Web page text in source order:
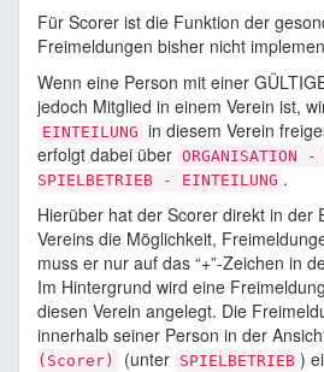
Für Scorer ist die Funktion der
Freimeldungen bisher nicht
Wenn eine Person mit einer
jedoch Mitglied in einem Verein ist,
EINTEILUNG in diesem Verein
erfolgt dabei über ORGANISATION
SPIELBETRIEB - EINTEILUNG .
Hierüber hat der Scorer direkt in der
Vereins die Möglichkeit,
muss er nur auf das “+”-Zeichen in
Im Hintergrund wird eine
diesen Verein angelegt. Die
innerhalb seiner Person in der
(Scorer)
(unter SPIELBETRIEB )